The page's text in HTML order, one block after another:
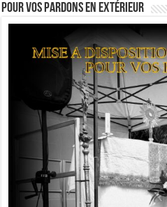
Pour vos pardons en extérieur